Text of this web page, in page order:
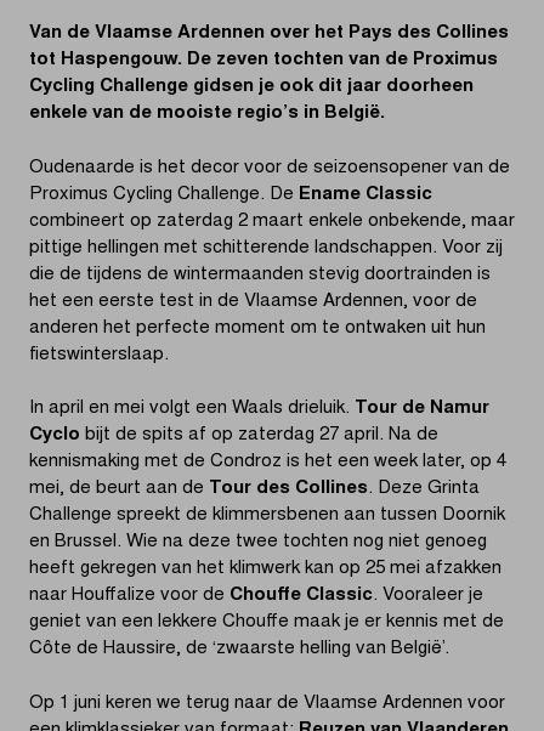
Van de Vlaamse Ardennen over het Pays des Collines
tot Haspengouw. De zeven tochten van de Proximus
Cycling Challenge gidsen je ook dit jaar doorheen
enkele van de mooiste regio’s in België.
Oudenaarde is het decor voor de seizoensopener van de
Proximus Cycling Challenge. De Ename Classic
combineert op zaterdag 2 maart enkele onbekende, maar
pittige hellingen met schitterende landschappen. Voor zij
die de tijdens de wintermaanden stevig doortrainden is
het een eerste test in de Vlaamse Ardennen, voor de
anderen het perfecte moment om te ontwaken uit hun
fietswinterslaap.
In april en mei volgt een Waals drieluik. Tour de Namur
Cyclo bijt de spits af op zaterdag 27 april. Na de
kennismaking met de Condroz is het een week later, op 4
mei, de beurt aan de Tour des Collines. Deze Grinta
Challenge spreekt de klimmersbenen aan tussen Doornik
en Brussel. Wie na deze twee tochten nog niet genoeg
heeft gekregen van het klimwerk kan op 25 mei afzakken
naar Houffalize voor de Chouffe Classic. Vooraleer je
geniet van een lekkere Chouffe maak je er kennis met de
Côte de Haussire, de ‘zwaarste helling van België’.
Op 1 juni keren we terug naar de Vlaamse Ardennen voor